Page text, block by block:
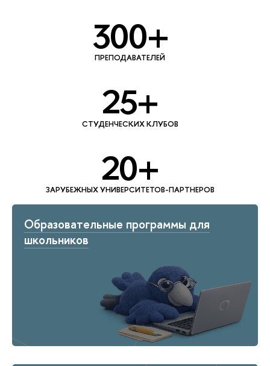
300+
ПРЕПОДАВАТЕЛЕЙ
25+
СТУДЕНЧЕСКИХ КЛУБОВ
20+
ЗАРУБЕЖНЫХ УНИВЕРСИТЕТОВ-ПАРТНЕРОВ
Образовательные программы для
школьников